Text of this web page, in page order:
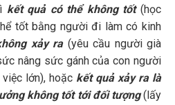
kết quả có thể không tốt(học
tốt bằng người đi làm có kinh
xảy ra(yêu cầu người già
nâng sức gánh của con người
lớn), hoặc kết quả xảy ra là
không tốt tới đối tượng(lấy